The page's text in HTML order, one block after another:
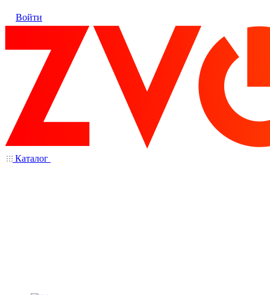
Войти
Каталог